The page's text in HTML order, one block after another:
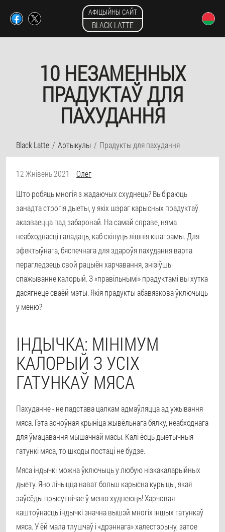
АФІЦЫЙНЫ САЙТ
BLACK LATTE
10 НЕЗАМЕННЫХ
ПРАДУКТАЎ ДЛЯ
ПАХУДАННЯ
Black Latte Артыкулы Прадукты для пахудання
12 Жнівень 2021
Олег
Што робяць многія з жадаючых схуднець? Выбіраюць
занадта строгія дыеты, у якіх шэраг карысных прадуктаў
аказваецца пад забаронай. На самай справе, няма
неабходнасці галадаць, каб скінуць лішнія кілаграмы. Для
эфектыўнага, бяспечнага для здароўя пахудання варта
перагледзець свой рацыён харчавання, знізіўшы
спажыванне калорый. З «правільнымі» прадуктамі вы хутка
дасягнеце сваёй мэты. Якія прадукты абавязкова ўключыць
у меню?
ІНДЫЧКА: МІНІМУМ
КАЛОРЫЙ З УСІХ
ГАТУНКАЎ МЯСА
Пахуданне - не падстава цалкам адмаўляцца ад ужывання
мяса. Гэта асноўная крыніца жывёльнага бялку, неабходнага
для ўмацавання мышачнай масы. Калі ёсць дыетычныя
гатункі мяса, то шкоды постаці не будзе.
Мяса індычкі можна ўключыць у любую нізкакаларыйных
дыету. Яно лічыцца нават больш карысна курыцы, якая
заўсёды прысутнічае ў меню худнеюць! Харчовая
каштоўнасць індычкі значна вышэй многіх іншых гатункаў
мяса. У ёй мала тлушчаў і «дрэннага» халестэрыну, затое